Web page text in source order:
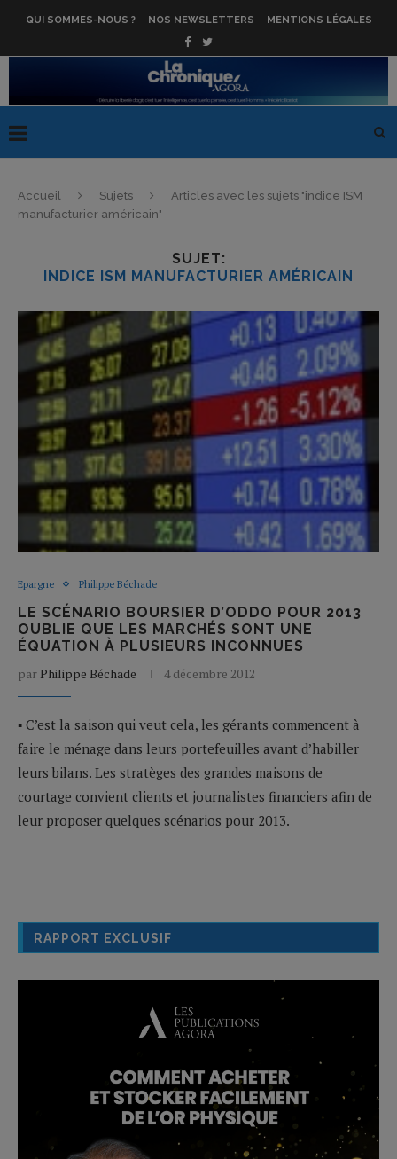
QUI SOMMES-NOUS ? NOS NEWSLETTERS MENTIONS LÉGALES
Accueil Sujets
Articles avec les sujets "indice ISM
manufacturier américain"
SUJET:
INDICE ISM MANUFACTURIER AMÉRICAIN
Epargne Philippe Béchade
LE SCÉNARIO BOURSIER D’ODDO POUR 2013
OUBLIE QUE LES MARCHÉS SONT UNE
ÉQUATION À PLUSIEURS INCONNUES
par Philippe Béchade 4 décembre 2012
▪ C’est la saison qui veut cela, les gérants commencent à
faire le ménage dans leurs portefeuilles avant d’habiller
leurs bilans. Les stratèges des grandes maisons de
courtage convient clients et journalistes financiers afin de
leur proposer quelques scénarios pour 2013.
RAPPORT EXCLUSIF